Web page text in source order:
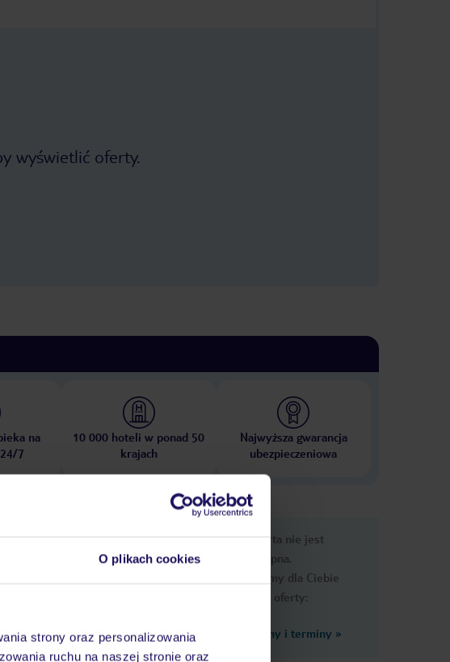
O plikach cookies
strony oraz personalizowania
ruchu na naszej stronie oraz
wyświetlić oferty.
na
7
10 000 hoteli w ponad 50
krajach
Najwyższa gwarancja
ubezpieczeniowa
Ważne informacje
Ups, ta oferta nie jest
dostępna.
Przygotowaliśmy dla Ciebie
podobne oferty:
Zobacz inne ceny i terminy »